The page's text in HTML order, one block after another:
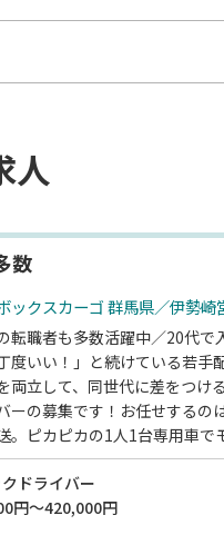
人
数
ックスカーゴ 群馬県／伊勢崎
転職者も多数活躍中／20代
度いい！」と続けている若手
両立して、同世代に差をつけ
ーの募集です！お任せするの
。ピカピカの1人1台専用車で
ルで、未経験でも安心◎さら
日126日とお休みたっぷり♪普
ら…アリじゃないですか？
ドライバー
円～420,000円